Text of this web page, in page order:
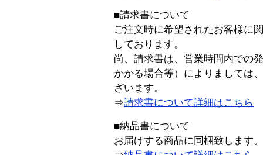
■請求書について
ご注文時に希望されたお客様に
しております。
尚、請求書は、営業時間内での
かかる場合等）によりましては
ざいます。
⇒請求書について詳細はこちら
■納品書について
お届けする商品に同梱致します。